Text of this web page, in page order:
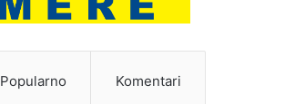
Popularno Komentari